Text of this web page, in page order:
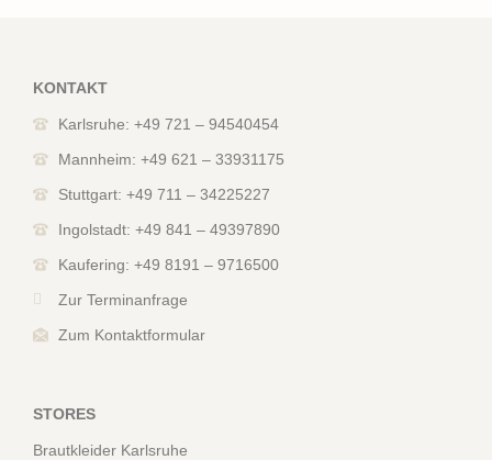
KONTAKT
Karlsruhe: +49 721 – 94540454
Mannheim: +49 621 – 33931175
Stuttgart: +49 711 – 34225227
Ingolstadt: +49 841 – 49397890
Kaufering: +49 8191 – 9716500
Zur Terminanfrage
Zum Kontaktformular
STORES
Brautkleider Karlsruhe